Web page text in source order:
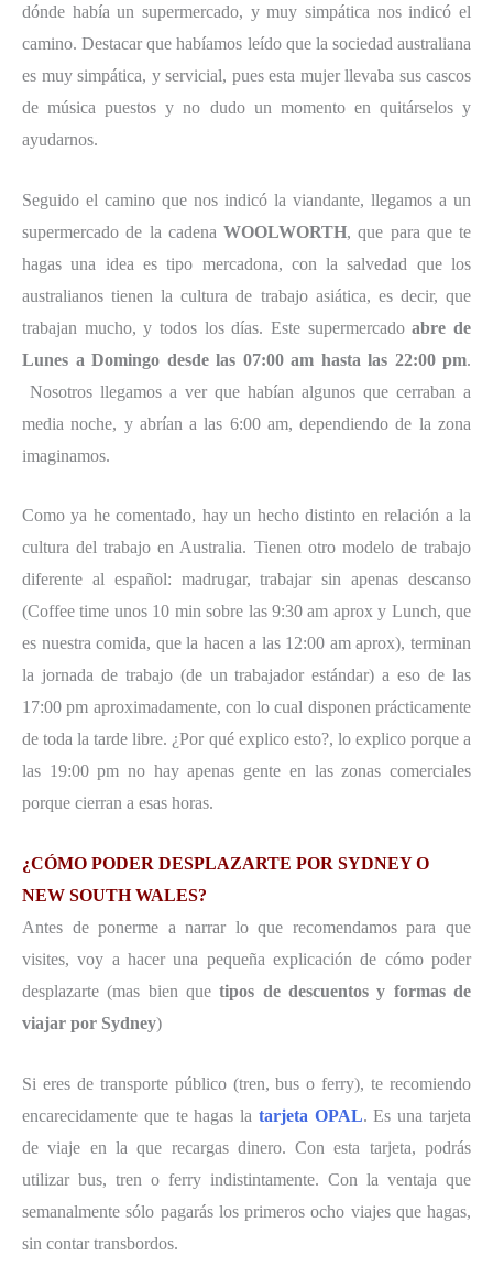
dónde había un supermercado, y muy simpática nos indicó el
camino. Destacar que habíamos leído que la sociedad australiana
es muy simpática, y servicial, pues esta mujer llevaba sus cascos
de música puestos y no dudo un momento en quitárselos y
ayudarnos.
Seguido el camino que nos indicó la viandante, llegamos a un
supermercado de la cadena WOOLWORTH, que para que te
hagas una idea es tipo mercadona, con la salvedad que los
australianos tienen la cultura de trabajo asiática, es decir, que
trabajan mucho, y todos los días. Este supermercadoabre de
Lunes a Domingo desde las 07:00 am hasta las 22:00 pm.
Nosotros llegamos a ver que habían algunos que cerraban a
media noche, y abrían a las 6:00 am, dependiendo de la zona
imaginamos.
Como ya he comentado, hay un hecho distinto en relación a la
cultura del trabajo en Australia. Tienen otro modelo de trabajo
diferente al español: madrugar, trabajar sin apenas descanso
(Coffee time unos 10 min sobre las 9:30 am aprox y Lunch, que
es nuestra comida, que la hacen a las 12:00 am aprox), terminan
la jornada de trabajo (de un trabajador estándar) a eso de las
17:00 pm aproximadamente, con lo cual disponen prácticamente
de toda la tarde libre. ¿Por qué explico esto?, lo explico porque a
las 19:00 pm no hay apenas gente en las zonas comerciales
porque cierran a esas horas.
¿CÓMO PODER DESPLAZARTE POR SYDNEY O
NEW SOUTH WALES?
Antes de ponerme a narrar lo que recomendamos para que
visites, voy a hacer una pequeña explicación de cómo poder
desplazarte (mas bien que tipos de descuentos y formas de
viajar por Sydney)
Si eres de transporte público (tren, bus o ferry), te recomiendo
encarecidamente que te hagas la tarjeta OPAL. Es una tarjeta
de viaje en la que recargas dinero. Con esta tarjeta, podrás
utilizar bus, tren o ferry indistintamente. Con la ventaja que
semanalmente sólo pagarás los primeros ocho viajes que hagas,
sin contar transbordos.